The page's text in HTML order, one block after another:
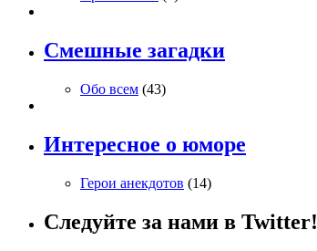
Смешные загадки
Обо всем (43)
Интересное о юморе
Герои анекдотов (14)
Следуйте за нами в Twitter!